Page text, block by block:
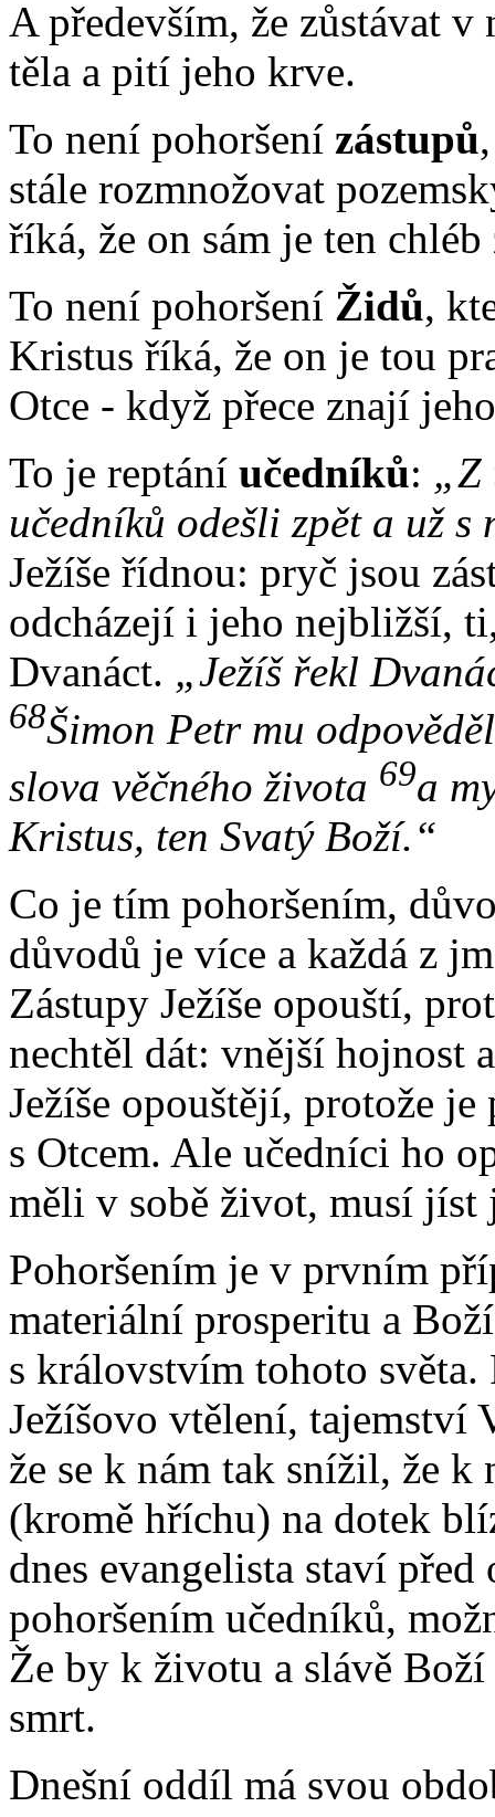
A především, že zůstávat v
těla a pití jeho krve.
To není pohoršení zástupů
stále rozmnožovat
říká, že on sám je ten
To není pohoršení Židů,
Kristus říká, že on je tou
Otce - když přece znají
To je reptání učedníků: „Z
učedníků odešli zpět a už
Ježíše řídnou: pryč jsou
odcházejí i jeho nejbližší,
Dvanáct. „Ježíš řekl
68Šimon Petr mu
slova věčného života 69a
Kristus, ten Svatý Boží.“
Co je tím pohoršením,
důvodů je více a každá z
Zástupy Ježíše opouští,
nechtěl dát: vnější hojnost
Ježíše opouštějí, protože
s Otcem. Ale učedníci ho
měli v sobě život, musí jíst
Pohoršením je v prvním
materiální prosperitu a
s královstvím tohoto světa.
Ježíšovo vtělení, tajemství
že se k nám tak snížil, že
(kromě hříchu) na dotek
dnes evangelista staví
pohoršením učedníků,
Že by k životu a slávě Boží
smrt.
Dnešní oddíl má svou